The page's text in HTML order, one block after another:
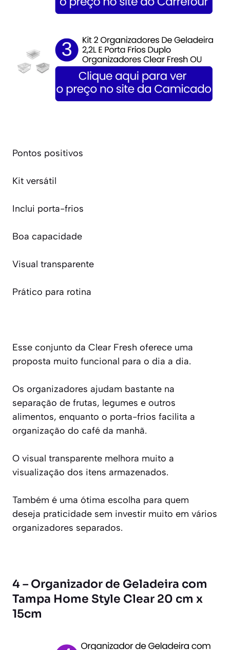
Pontos positivos
Kit versátil
Inclui porta-frios
Boa capacidade
Visual transparente
Prático para rotina
Esse conjunto da Clear Fresh oferece uma
proposta muito funcional para o dia a dia.
Os organizadores ajudam bastante na
separação de frutas, legumes e outros
alimentos, enquanto o porta-frios facilita a
organização do café da manhã.
O visual transparente melhora muito a
visualização dos itens armazenados.
Também é uma ótima escolha para quem
deseja praticidade sem investir muito em vários
organizadores separados.
4 – Organizador de Geladeira com
Tampa Home Style Clear 20 cm x
15cm